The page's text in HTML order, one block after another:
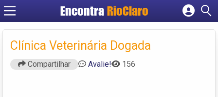
Encontra RioClaro
Cadastrar empresa
Criar conta
Clínica Veterinária Dogada
Compartilhar Avalie! 156